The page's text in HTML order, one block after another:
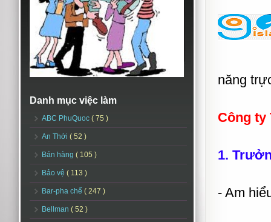
Danh mục việc làm
ABC PhuQuoc ( 75 )
An Thới ( 52 )
Bán hàng ( 105 )
Bảo vệ ( 113 )
Bar-pha chế ( 247 )
Bellman ( 52 )
năng
Công ty
1.
- Am